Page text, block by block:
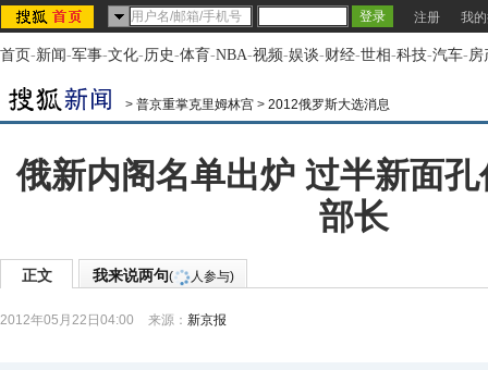
注册 我
首页-新闻-军事-文化-历史-体育-NBA-视频-娱谈-财经-世相-科技-汽车-房
> 普京重掌克里姆林宫 > 2012俄罗斯大选消息
俄新内阁名单出炉 过半新面
部长
正文 我来说两句( 人参与)
2012年05月22日04:00 来源： 新京报